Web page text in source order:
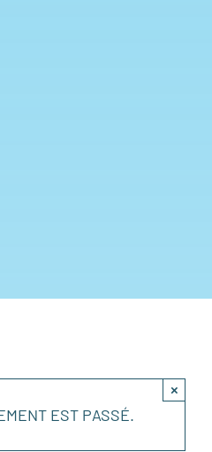
EST PASSÉ.
×